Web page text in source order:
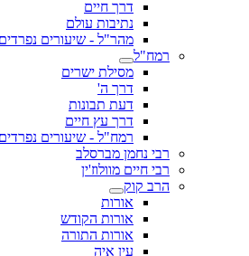
דרך חיים
נתיבות עולם
מהר"ל - שיעורים נפרדים
רמח"ל
מסילת ישרים
דרך ה'
דעת תבונות
דרך עץ חיים
רמח"ל - שיעורים נפרדים
רבי נחמן מברסלב
רבי חיים מוולוז'ין
הרב קוק
אורות
אורות הקודש
אורות התורה
עין איה